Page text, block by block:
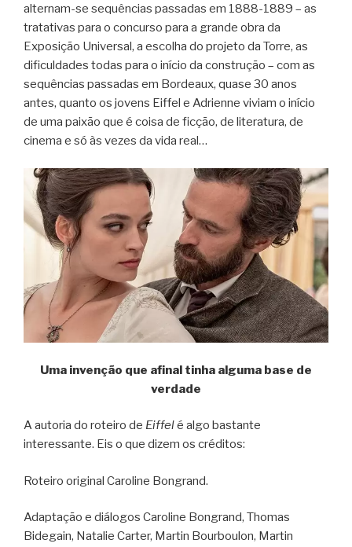
alternam-se sequências passadas em 1888-1889 – as
tratativas para o concurso para a grande obra da
Exposição Universal, a escolha do projeto da Torre, as
dificuldades todas para o início da construção – com as
sequências passadas em Bordeaux, quase 30 anos
antes, quanto os jovens Eiffel e Adrienne viviam o início
de uma paixão que é coisa de ficção, de literatura, de
cinema e só às vezes da vida real…
Uma invenção que afinal tinha alguma base de
verdade
A autoria do roteiro de Eiffelé algo bastante
interessante. Eis o que dizem os créditos:
Roteiro original Caroline Bongrand.
Adaptação e diálogos Caroline Bongrand, Thomas
Bidegain, Natalie Carter, Martin Bourboulon, Martin